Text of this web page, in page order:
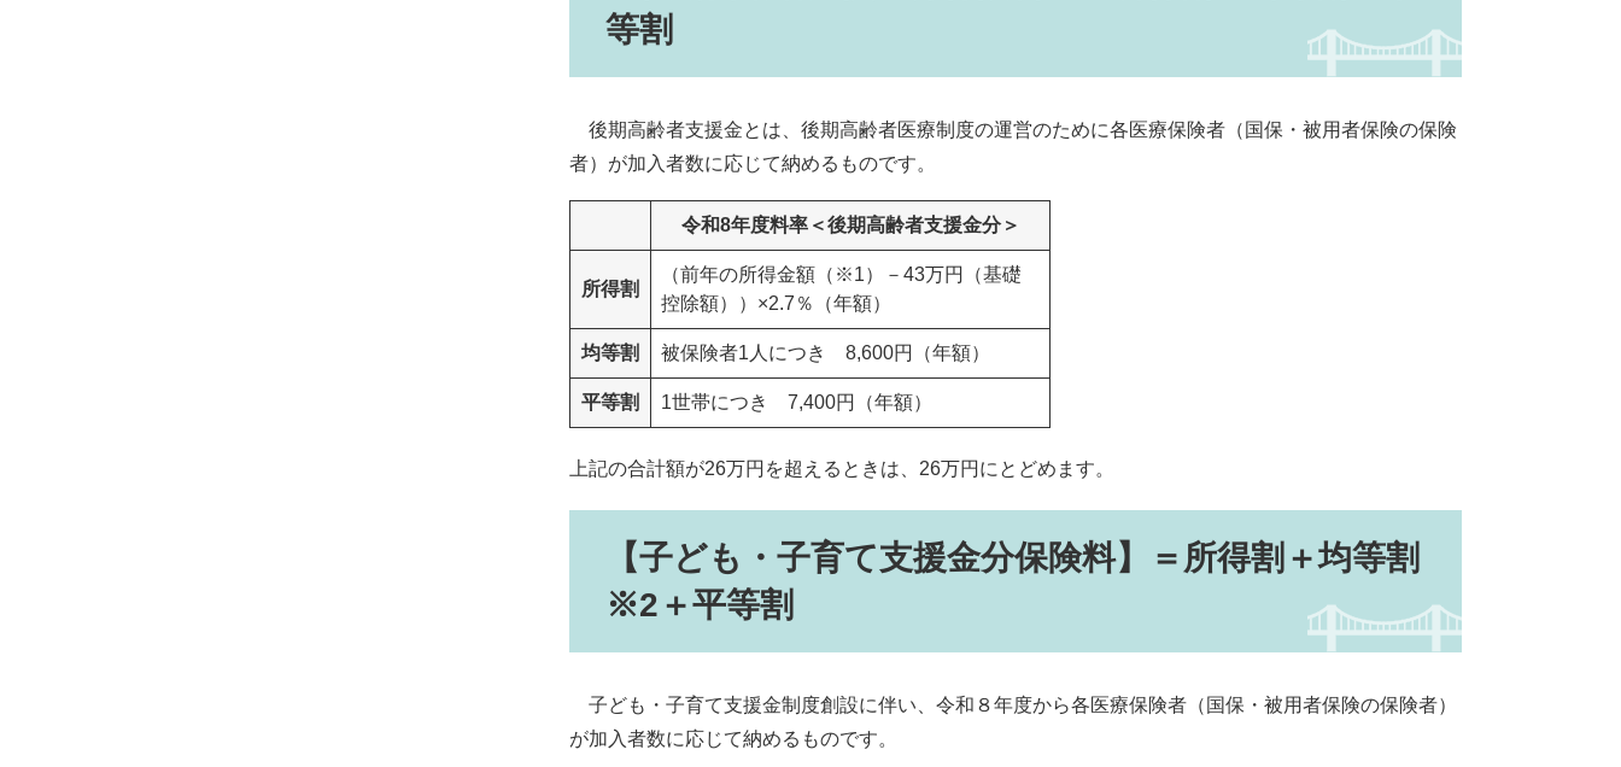
等割
後期高齢者支援金とは、後期高齢者医療制度の運営のために各医療保険者（国保・被用者保険の保険
者）が加入者数に応じて納めるものです。
令和8年度料率＜後期高齢者支援金分＞
所得割
（前年の所得金額（※1）－43万円（基礎
控除額））×2.7％（年額）
均等割 被保険者1人につき 8,600円（年額）
平等割 1世帯につき 7,400円（年額）
上記の合計額が26万円を超えるときは、26万円にとどめます。
【子ども・子育て支援金分保険料】＝所得割＋均等割
※2＋平等割
子ども・子育て支援金制度創設に伴い、令和８年度から各医療保険者（国保・被用者保険の保険者）
が加入者数に応じて納めるものです。